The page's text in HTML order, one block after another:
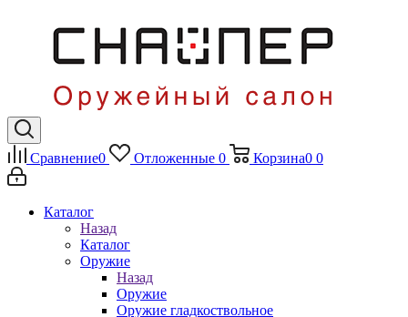
Сравнение0 Отложенные 0 Корзина0 0
Каталог
Назад
Каталог
Оружие
Назад
Оружие
Оружие гладкоствольное